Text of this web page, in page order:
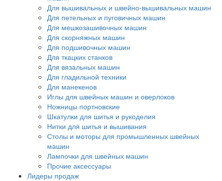
Для вышивальных и швейно-вышивальных машин
Для петельных и пуговичных машин
Для мешкозашивочных машин
Для скорняжных машин
Для подшивочных машин
Для ткацких станков
Для вязальных машин
Для гладильной техники
Для манекенов
Иглы для швейных машин и оверлоков
Ножницы портновские
Шкатулки для шитья и рукоделия
Нитки для шитья и вышивания
Столы и моторы для промышленных швейных
машин
Лампочки для швейных машин
Прочие аксессуары
Лидеры продаж